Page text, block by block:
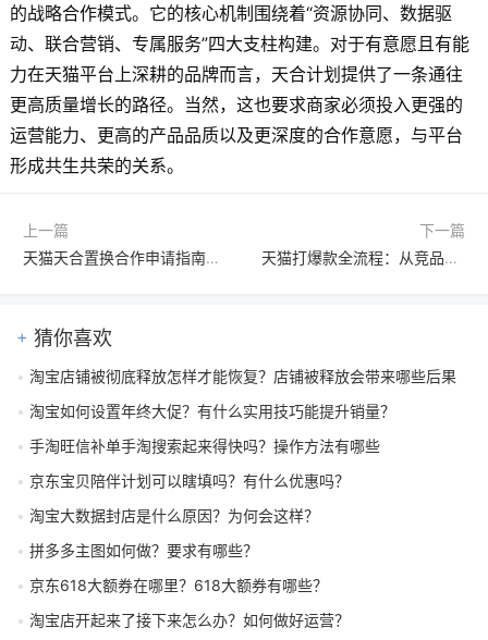
的战略合作模式。它的核心机制围绕着“资源协同、数据驱
动、联合营销、专属服务”四大支柱构建。对于有意愿且有能
力在天猫平台上深耕的品牌而言，天合计划提供了一条通往
更高质量增长的路径。当然，这也要求商家必须投入更强的
运营能力、更高的产品品质以及更深度的合作意愿，与平台
形成共生共荣的关系。
上一篇
天猫天合置换合作申请指南：入口流程、准入规则与实战注意事项
下一篇
天猫打爆款全流程：从竞品分析、销售计划到补单思路的详细实操指南
猜你喜欢
淘宝店铺被彻底释放怎样才能恢复？店铺被释放会带来哪些后果
淘宝如何设置年终大促？有什么实用技巧能提升销量？
手淘旺信补单手淘搜索起来得快吗？操作方法有哪些
京东宝贝陪伴计划可以瞎填吗？有什么优惠吗？
淘宝大数据封店是什么原因？为何会这样？
拼多多主图如何做？要求有哪些？
京东618大额券在哪里？618大额券有哪些？
淘宝店开起来了接下来怎么办？如何做好运营？